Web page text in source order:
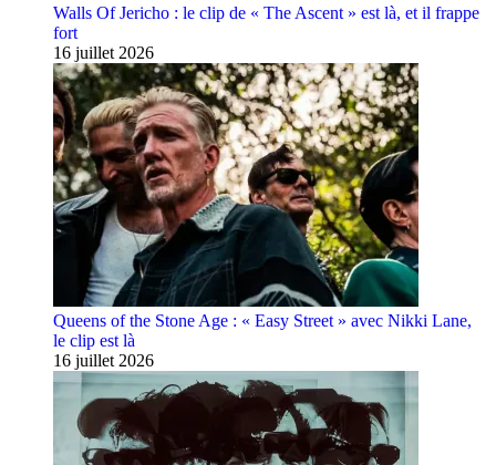
Walls Of Jericho : le clip de « The Ascent » est là, et il frappe
fort
16 juillet 2026
Queens of the Stone Age : « Easy Street » avec Nikki Lane,
le clip est là
16 juillet 2026